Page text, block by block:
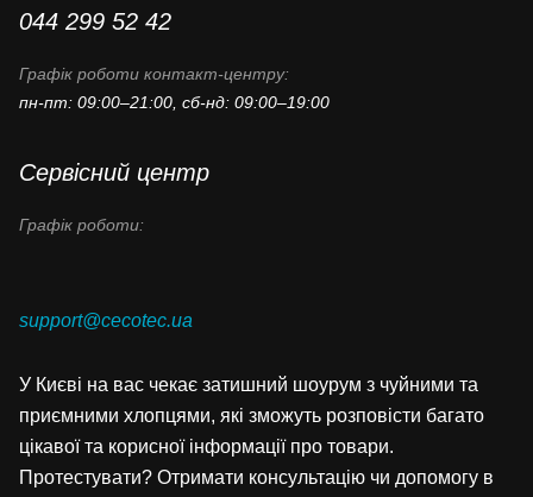
044 299 52 42
Графік роботи контакт-центру:
пн-пт: 09:00–21:00, сб-нд: 09:00–19:00
Сервісний центр
Графік роботи:
support@cecotec.ua
У Києві на вас чекає затишний шоурум з чуйними та
приємними хлопцями, які зможуть розповісти багато
цікавої та корисної інформації про товари.
Протестувати? Отримати консультацію чи допомогу в